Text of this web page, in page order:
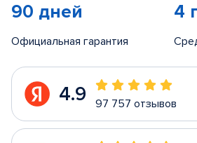
90 дней
Официальная гарантия
4
4.9 97 757 отзывов